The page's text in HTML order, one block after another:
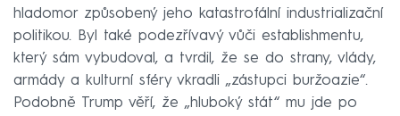
hladomor způsobený jeho katastrofální industrializační
politikou. Byl také podezřívavý vůči establishmentu,
který sám vybudoval, a tvrdil, že se do strany, vlády,
armády a kulturní sféry vkradli „zástupci buržoazie“.
Podobně Trump věří, že „hluboký stát“ mu jde po